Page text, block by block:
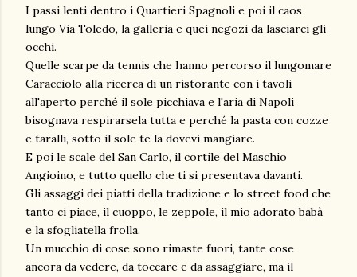
I passi lenti dentro i Quartieri Spagnoli e poi il caos
lungo Via Toledo, la galleria e quei negozi da lasciarci gli
occhi.
Quelle scarpe da tennis che hanno percorso il lungomare
Caracciolo alla ricerca di un ristorante con i tavoli
all'aperto perché il sole picchiava e l'aria di Napoli
bisognava respirarsela tutta e perché la pasta con cozze
e taralli, sotto il sole te la dovevi mangiare.
E poi le scale del San Carlo, il cortile del Maschio
Angioino, e tutto quello che ti si presentava davanti.
Gli assaggi dei piatti della tradizione e lo street food che
tanto ci piace, il cuoppo, le zeppole, il mio adorato babà
e la sfogliatella frolla.
Un mucchio di cose sono rimaste fuori, tante cose
ancora da vedere, da toccare e da assaggiare, ma il